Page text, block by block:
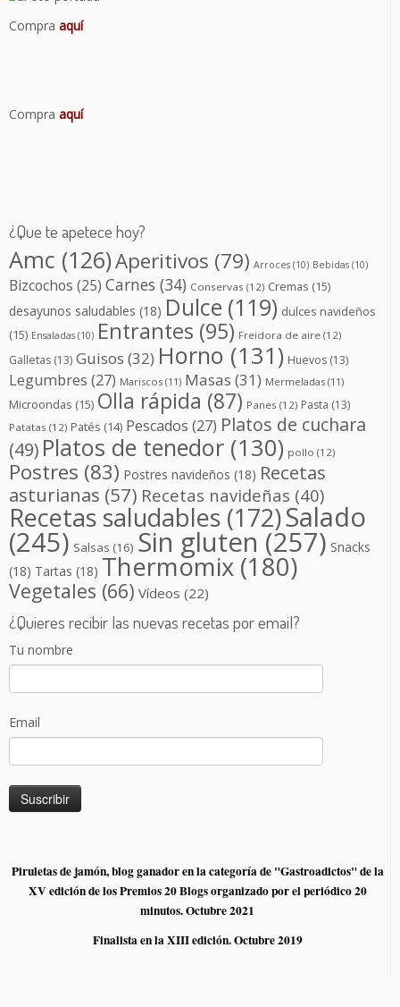
Compra aquí
Compra aquí
¿Que te apetece hoy?
Amc (126)Aperitivos (79) Arroces (10) Bebidas (10)
Bizcochos (25) Carnes (34) Conservas (12) Cremas (15)
desayunos saludables (18) Dulce (119) dulces navideños
(15) Ensaladas (10) Entrantes (95) Freidora de aire (12)
Galletas (13) Guisos (32) Horno (131) Huevos (13)
Legumbres (27) Mariscos (11) Masas (31) Mermeladas (11)
Microondas (15) Olla rápida (87) Panes (12) Pasta (13)
Patatas (12) Patés (14) Pescados (27) Platos de cuchara
(49) Platos de tenedor (130) pollo (12)
Postres (83) Postres navideños (18) Recetas
asturianas (57) Recetas navideñas (40)
Recetas saludables (172)Salado
(245) Salsas (16) Sin gluten (257) Snacks
(18) Tartas (18) Thermomix (180)
Vegetales (66) Vídeos (22)
¿Quieres recibir las nuevas recetas por email?
Tu nombre
Email
Piruletas de jamón, blog ganador en la categoría de "Gastroadictos" de la
XV edición de los Premios 20 Blogs organizado por el periódico 20
minutos. Octubre 2021
Finalista en la XIII edición. Octubre 2019